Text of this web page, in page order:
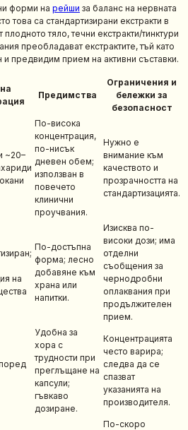
форми на рейши за баланс на нервната
това са стандартизирани екстракти в
плодното тяло, течни екстракти/тинктури
преобладават екстрактите, тъй като
и предвидим прием на активни съставки.
Предимства
Ограничения и
бележки за
безопасност
~20–
По-висока
концентрация,
по-нисък
дневен обем;
използван в
повечето
клинични
проучвания.
Нужно е
внимание към
качеството и
прозрачността на
стандартизацията.
на
По-достъпна
форма; лесно
добавяне към
храна или
напитки.
Изисква по-
високи дози; има
отделни
съобщения за
чернодробни
оплаквания при
продължителен
прием.
Удобна за
хора с
трудности при
преглъщане на
капсули;
гъвкаво
дозиране.
Концентрацията
често варира;
следва да се
спазват
указанията на
производителя.
По-скоро